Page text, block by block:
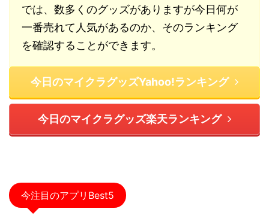
では、数多くのグッズがありますが今日何が
一番売れて人気があるのか、そのランキング
を確認することができます。
今日のマイクラグッズYahoo!ランキング
今日のマイクラグッズ楽天ランキング
今注目のアプリBest5